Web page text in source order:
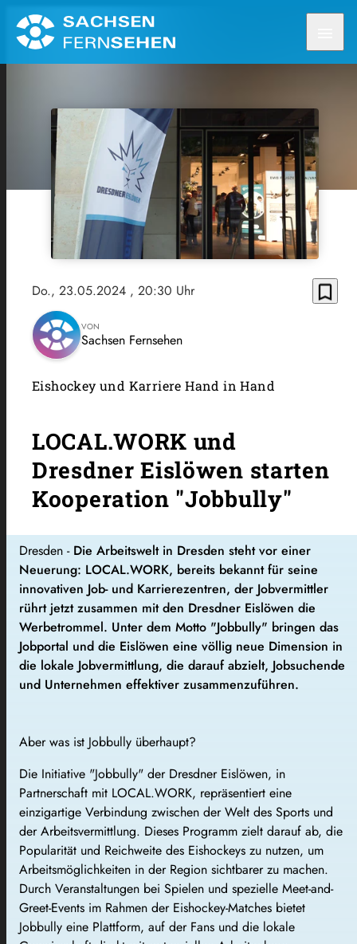
Do., 23.05.2024 , 20:30 Uhr bookmark_border
VON
Sachsen Fernsehen
Eishockey und Karriere Hand in Hand
LOCAL.WORK und
Dresdner Eislöwen starten
Kooperation "Jobbully"
Dresden - Die Arbeitswelt in Dresden steht vor einer
Neuerung: LOCAL.WORK, bereits bekannt für seine
innovativen Job- und Karrierezentren, der Jobvermittler
rührt jetzt zusammen mit den Dresdner Eislöwen die
Werbetrommel. Unter dem Motto "Jobbully" bringen das
Jobportal und die Eislöwen eine völlig neue Dimension in
die lokale Jobvermittlung, die darauf abzielt, Jobsuchende
und Unternehmen effektiver zusammenzuführen.
Aber was ist Jobbully überhaupt?
Die Initiative "Jobbully" der Dresdner Eislöwen, in
Partnerschaft mit LOCAL.WORK, repräsentiert eine
einzigartige Verbindung zwischen der Welt des Sports und
der Arbeitsvermittlung. Dieses Programm zielt darauf ab, die
Popularität und Reichweite des Eishockeys zu nutzen, um
Arbeitsmöglichkeiten in der Region sichtbarer zu machen.
Durch Veranstaltungen bei Spielen und spezielle Meet-and-
Greet-Events im Rahmen der Eishockey-Matches bietet
Jobbully eine Plattform, auf der Fans und die lokale